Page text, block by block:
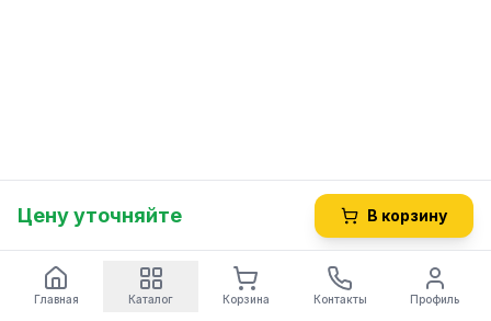
Цену уточняйте В корзину
Главная Каталог Корзина Контакты Профиль